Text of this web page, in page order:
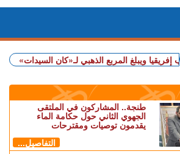
ويبلغ المربع الذهبي لـ«كان السيدات» + شملت
طنجة.. المشاركون في الملتقى
الجهوي الثاني حول حكامة الماء
يقدمون توصيات ومقترحات
التفاصيل...